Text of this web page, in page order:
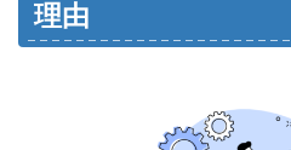
理由